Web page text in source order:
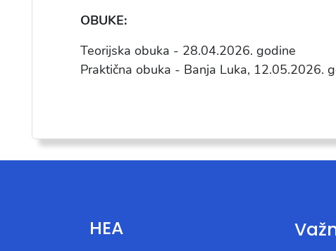
OBUKE:
Teorijska obuka - 28.04.2026. godine
Praktična obuka - Banja Luka, 12.05.2026.
HEA